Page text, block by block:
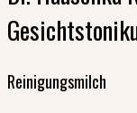
Reinigungsmilch